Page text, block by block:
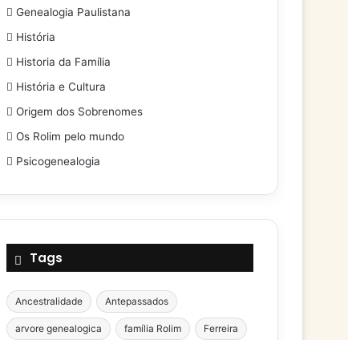
Genealogia Paulistana
História
Historia da Família
História e Cultura
Origem dos Sobrenomes
Os Rolim pelo mundo
Psicogenealogia
Tags
Ancestralidade Antepassados
arvore genealogica família Rolim Ferreira